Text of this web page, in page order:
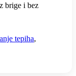
brige i bez
tepiha,